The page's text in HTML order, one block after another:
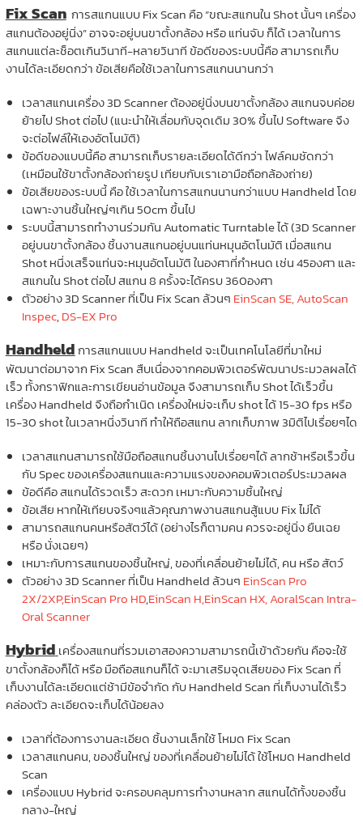
Fix Scanการสแกนแบบ Fix Scan คือ “ขณะสแกนใน Shot นั้นๆ เครื่อง
สแกนต้องอยู่นิ่ง” อาจจะอยู่บนขาตั้งกล้อง หรือ แท่นจับ ก็ได้ เวลาในการ
สแกนแต่ละช็อตเกินวินาที-หลายวินาที ข้อดีของระบบนี้คือ สามารถเก็บ
งานได้ละเอียดกว่า ข้อเสียคือใช้เวลาในการสแกนนานกว่า
เวลาสแกนเครื่อง 3D Scanner ต้องอยู่นิ่งบนขาตั้งกล้อง สแกนจบค่อย
ย้ายไป Shot ต่อไป (แนะนำให้เลื่อมกับจุดเดิม 30% ขึ้นไป Software จึง
จะต่อไฟล์ให้เองอัตโนมัติ)
ข้อดีของแบบนี้คือ สามารถเก็บรายละเอียดได้ดีกว่า ไฟล์คมชัดกว่า
(เหมือนใช้ขาตั้งกล้องถ่ายรูป เทียบกับเราเอามือถือกล้องถ่าย)
ข้อเสียของระบบนี้ คือ ใช้เวลาในการสแกนนานกว่าแบบ Handheld โดย
เฉพาะงานชิ้นใหญ่ๆเกิน 50cm ขึ้นไป
ระบบนี้สามารถทำงานร่วมกัน Automatic Turntable ได้ (3D Scanner
อยู่บนขาตั้งกล้อง ชิ้นงานสแกนอยู่บนแท่นหมุนอัตโนมัติ เมื่อสแกน
Shot หนึ่งเสร็จแท่นจะหมุนอัตโนมัติ ในองศาที่กำหนด เช่น 45องศา และ
สแกนใน Shot ต่อไป สแกน 8 ครั้งจะได้ครบ 360องศา
ตัวอย่าง 3D Scanner ที่เป็น Fix Scan ล้วนๆ EinScan SE,AutoScan
Inspec,DS-EX Pro
Handheldการสแกนแบบ Handheld จะเป็นเทคโนโลยีที่มาใหม่
พัฒนาต่อมาจาก Fix Scan สืบเนื่องจากคอมพิวเตอร์พัฒนาประมวลผลได้
เร็ว ทั้งกราฟิกและการเขียนอ่านข้อมูล จึงสามารถเก็บ Shot ได้เร็วขึ้น
เครื่อง Handheld จึงถือกำเนิด เครื่องใหม่จะเก็บ shot ได้ 15-30 fps หรือ
15-30 shot ในเวลาหนึ่งวินาที ทำให้ถือสแกน ลากเก็บภาพ 3มิติไปเรื่อยๆได
เวลาสแกนสามารถใช้มือถือสแกนชิ้นงานไปเรื่อยๆได้ ลากช้าหรือเร็วขึ้น
กับ Spec ของเครื่องสแกนและความแรงของคอมพิวเตอร์ประมวลผล
ข้อดีคือ สแกนได้รวดเร็ว สะดวก เหมาะกับความชิ้นใหญ่
ข้อเสีย หากให้เทียบจริงๆแล้วคุณภาพงานสแกนสู้แบบ Fix ไม่ได้
สามารถสแกนคนหรือสัตว์ได้ (อย่างไรก็ตามคน ควรจะอยู่นิ่ง ยืนเฉย
หรือ นั่งเฉยๆ)
เหมาะกับการสแกนของชิ้นใหญ่, ของที่เคลื่อนย้ายไม่ได้, คน หรือ สัตว์
ตัวอย่าง 3D Scanner ที่เป็น Handheld ล้วนๆ EinScan Pro
2X/2XP,EinScan Pro HD,EinScan H,EinScan HX,AoralScan Intra-
Oral Scanner
Hybrid เครื่องสแกนที่รวมเอาสองความสามารถนี้เข้าด้วยกัน คือจะใช้
ขาตั้งกล้องก็ได้ หรือ มือถือสแกนก็ได้ จะมาเสริมจุดเสียของ Fix Scan ที่
เก็บงานได้ละเอียดแต่ช้ามีข้อจำกัด กับ Handheld Scan ที่เก็บงานได้เร็ว
คล่องตัว ละเอียดจะเก็บได้น้อยลง
เวลาที่ต้องการงานละเอียด ชิ้นงานเล็กใช้ โหมด Fix Scan
เวลาสแกนคน, ของชิ้นใหญ่ ของที่เคลื่อนย้ายไม่ได้ ใช้โหมด Handheld
Scan
เครื่องแบบ Hybrid จะครอบคลุมการทำงานหลาก สแกนได้ทั้งของชิ้น
กลาง-ใหญ่